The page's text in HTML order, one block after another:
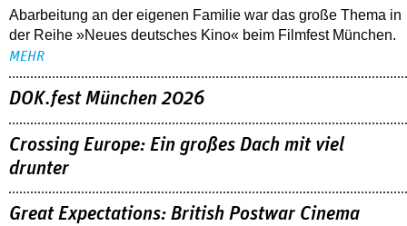
Abarbeitung an der eigenen Familie war das große Thema in
der Reihe »Neues deutsches Kino« beim Filmfest München.
MEHR
DOK.fest München 2026
Crossing Europe: Ein großes Dach mit viel
drunter
Great Expectations: British Postwar Cinema